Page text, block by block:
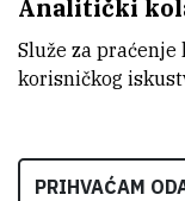
ADRESA
Institut Ruđer
Bijenička 54
HR-10000 Zagreb
Analitički
Služe za
korisničkog
PRIHVAĆAM